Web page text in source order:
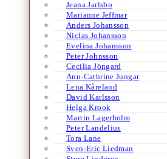
Jeana Jarlsbo
Marianne Jeffmar
Anders Johansson
Niclas Johansson
Evelina Johansson
Peter Johnsson
Cecilia Jöngard
Ann-Cathrine Jungar
Lena Kåreland
David Karlsson
Helga Krook
Martin Lagerholm
Peter Landelius
Tora Lane
Sven-Eric Liedman